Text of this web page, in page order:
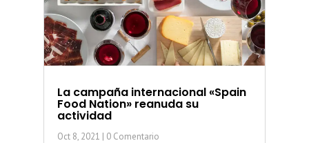
La campaña internacional «Spain
Food Nation» reanuda su
actividad
Oct 8, 2021 | 0 Comentario